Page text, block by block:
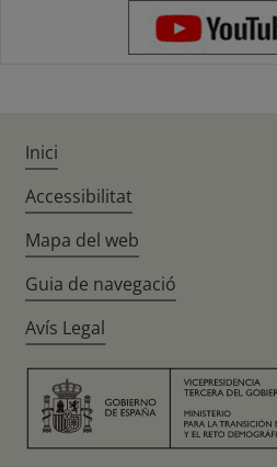
Inici
Accessibilitat
Mapa del web
Guia de navegació
Avís Legal